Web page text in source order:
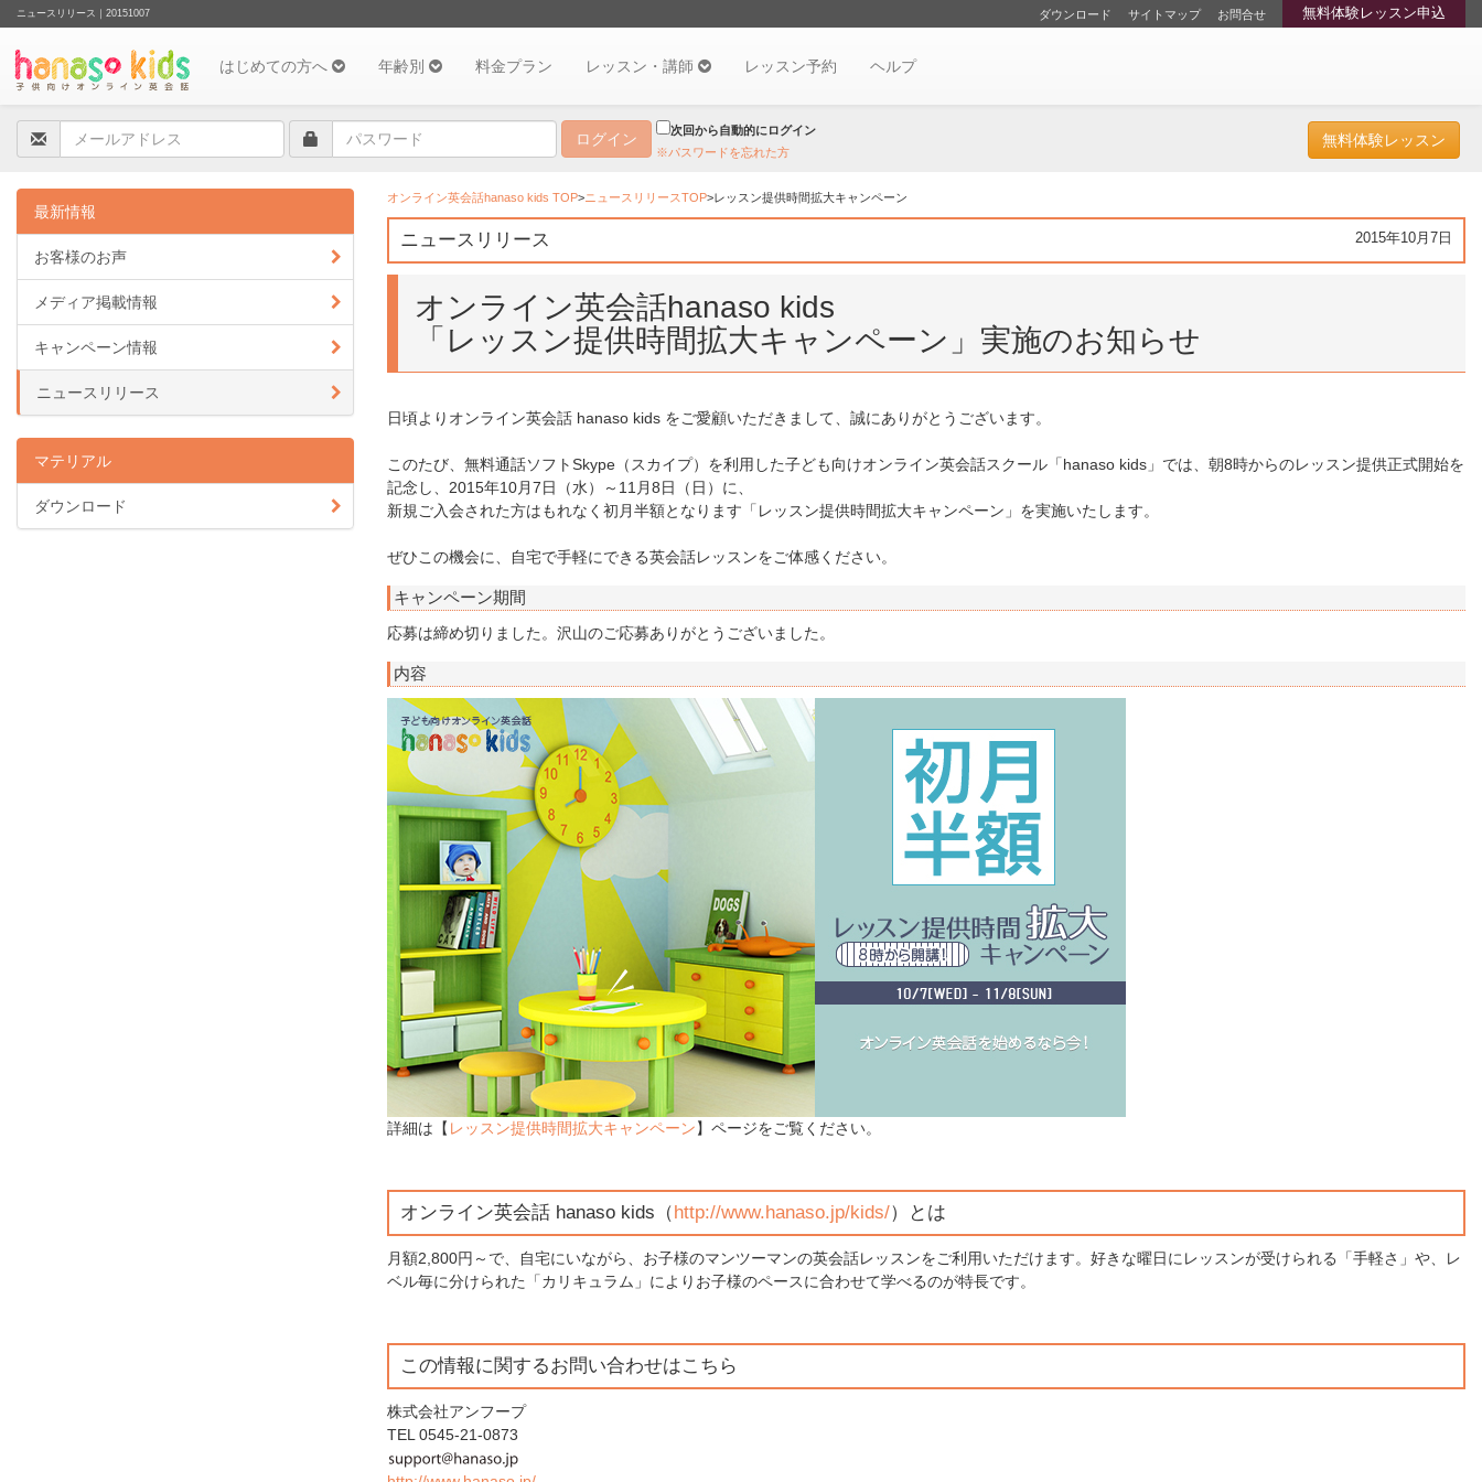
ニュースリリース｜20151007 無料体験レッスン申込
ダウンロード サイトマップ お問合せ
はじめての方へ 年齢別 料金プラン レッスン・講師 レッスン予約 ヘルプ
次回から自動的にログイン
※パスワードを忘れた方
無料体験レッスン
最新情報
お客様のお声
メディア掲載情報
キャンペーン情報
ニュースリリース
マテリアル
ダウンロード
オンライン英会話hanaso kids TOP>ニュースリリースTOP>レッスン提供時間拡大キャンペーン
ニュースリリース 2015年10月7日
オンライン英会話hanaso kids
「レッスン提供時間拡大キャンペーン」実施のお知らせ
日頃よりオンライン英会話 hanaso kids をご愛顧いただきまして、誠にありがとうございます。
このたび、無料通話ソフトSkype（スカイプ）を利用した子ども向けオンライン英会話スクール「hanaso kids」では、朝8時からのレッスン提供正式開始を
記念し、2015年10月7日（水）～11月8日（日）に、
新規ご入会された方はもれなく初月半額となります「レッスン提供時間拡大キャンペーン」を実施いたします。
ぜひこの機会に、自宅で手軽にできる英会話レッスンをご体感ください。
キャンペーン期間
応募は締め切りました。沢山のご応募ありがとうございました。
内容
詳細は【 レッスン提供時間拡大キャンペーン】ページをご覧ください。
オンライン英会話 hanaso kids（http://www.hanaso.jp/kids/）とは
月額2,800円～で、自宅にいながら、お子様のマンツーマンの英会話レッスンをご利用いただけます。好きな曜日にレッスンが受けられる「手軽さ」や、レ
ベル毎に分けられた「カリキュラム」によりお子様のペースに合わせて学べるのが特長です。
この情報に関するお問い合わせはこちら
株式会社アンフープ
TEL 0545-21-0873